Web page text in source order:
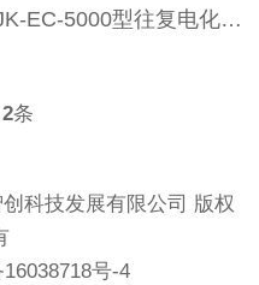
JK-EC-5000型往复电化学腐蚀摩擦磨损试验仪
2条
科技发展有限公司 版权
号-4